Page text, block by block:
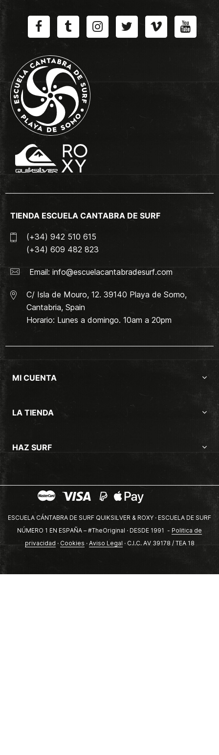
TIENDA ESCUELA CANTABRA DE SURF
(+34) 942 510 615
(+34) 609 482 823
Email: info@escuelacantabradesurf.com
C/ Isla de Mouro, 12. 39140 Playa de Somo,
Cantabria, Spain
Horario: Lunes a domingo. 10am a 20pm
MI CUENTA
LA TIENDA
HAZ SURF
ESCUELA CÁNTABRA DE SURF QUIKSILVER & ROXY · ESCUELA DE SURF
NÚMERO 1 EN ESPAÑA – #TheOriginal · DESDE 1991 - Politica de
privacidad · Cookies · Aviso Legal · C.I.C. AV 39178 / TEA 18